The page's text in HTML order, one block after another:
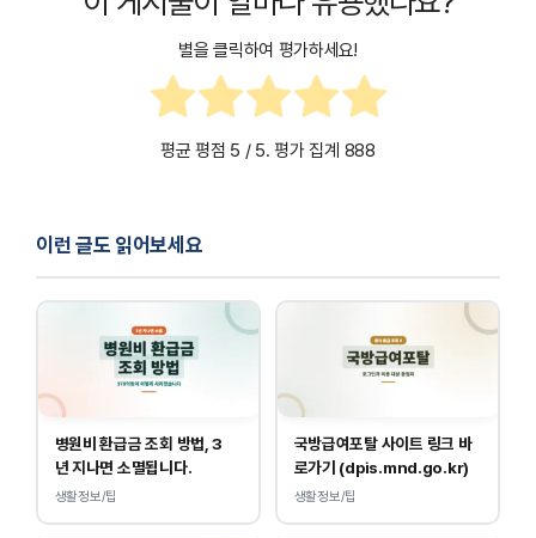
하며, 필요한 서류를 제출해야 합니다.
별을 클릭하여 평가하세요!
평균 평점 5 / 5. 평가 집계 888
이런 글도 읽어보세요
병원비 환급금 조회 방법, 3
년 지나면 소멸됩니다.
생활정보/팁
국방급여포탈 사이트 링크 바
로가기 (dpis.mnd.go.kr)
생활정보/팁